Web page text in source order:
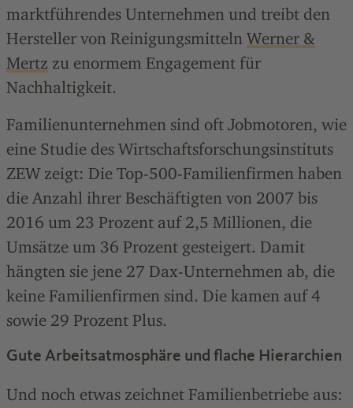
marktführendes Unternehmen und treibt den
Hersteller von Reinigungsmitteln Werner &
Mertz zu enormem Engagement für
Nachhaltigkeit.
Familienunternehmen sind oft Jobmotoren, wie
eine Studie des Wirtschaftsforschungsinstituts
ZEW zeigt: Die Top-500-Familienfirmen haben
die Anzahl ihrer Beschäftigten von 2007 bis
2016 um 23 Prozent auf 2,5 Millionen, die
Umsätze um 36 Prozent gesteigert. Damit
hängten sie jene 27 Dax-Unternehmen ab, die
keine Familienfirmen sind. Die kamen auf 4
sowie 29 Prozent Plus.
Gute Arbeitsatmosphäre und flache Hierarchien
Und noch etwas zeichnet Familienbetriebe aus: